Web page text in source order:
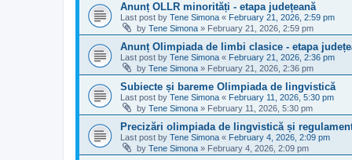
Anunț OLLR minorități - etapa județeană
Last post by Tene Simona « February 21, 2026, 2:59 pm
by Tene Simona » February 21, 2026, 2:59 pm
Anunț Olimpiada de limbi clasice - etapa
Last post by Tene Simona « February 21, 2026, 2:36 pm
by Tene Simona » February 21, 2026, 2:36 pm
Subiecte și bareme Olimpiada de lingvistică
Last post by Tene Simona « February 11, 2026, 5:30 pm
by Tene Simona » February 11, 2026, 5:30 pm
Precizări olimpiada de lingvistică și
Last post by Tene Simona « February 4, 2026, 2:09 pm
by Tene Simona » February 4, 2026, 2:09 pm